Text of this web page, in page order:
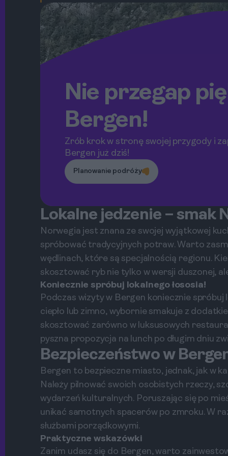
Nie przegap
Bergen!
Zrób krok w stronę swojej przygody i
Bergen już dziś!
Planowanie podróży
Lokalne jedzenie – smak
Norwegia jest znana ze swojej wyjątkowej
spróbować tradycyjnych potraw. Warto
wędlinach, które są specjalnością regionu.
skosztować ryb nie tylko w wersji duszonej,
Koniecznie spróbuj lokalnego łososia!
Podczas wizyty w Bergen koniecznie spróbuj
ciepło lub zimno, wybornie smakuje z
skosztować zarówno w luksusowych
pyszna propozycja na lunch po długim dniu
Bezpieczeństwo w
Bergen to bezpieczne miasto, jednak, jak w
Należy pilnować swoich osobistych rzeczy,
wydarzeń kulturalnych. Poruszając się po
unikać samotnych spacerów po zmroku. W
służbami porządkowymi.
Praktyczne wskazówki
Zanim udasz się do Bergen, warto